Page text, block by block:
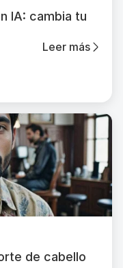
IA: cambia tu
Leer más
de cabello